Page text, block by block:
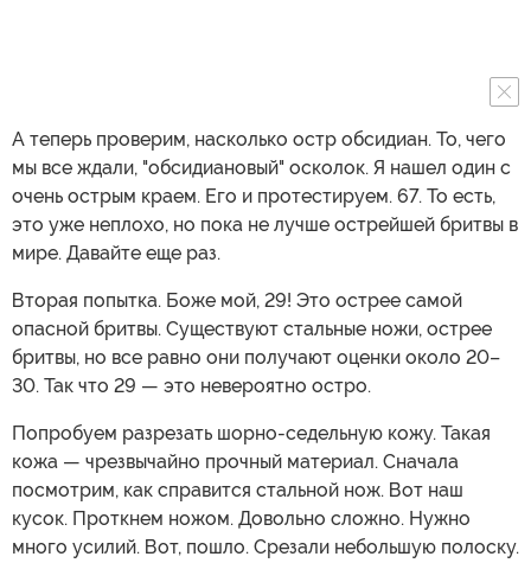
А теперь проверим, насколько остр обсидиан. То, чего
мы все ждали, "обсидиановый" осколок. Я нашел один с
очень острым краем. Его и протестируем. 67. То есть,
это уже неплохо, но пока не лучше острейшей бритвы в
мире. Давайте еще раз.
Вторая попытка. Боже мой, 29! Это острее самой
опасной бритвы. Существуют стальные ножи, острее
бритвы, но все равно они получают оценки около 20–
30. Так что 29 — это невероятно остро.
Попробуем разрезать шорно-седельную кожу. Такая
кожа — чрезвычайно прочный материал. Сначала
посмотрим, как справится стальной нож. Вот наш
кусок. Проткнем ножом. Довольно сложно. Нужно
много усилий. Вот, пошло. Срезали небольшую полоску.